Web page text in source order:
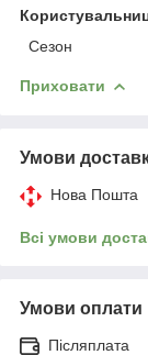
Сезон
Приховати
Умови
Нова Пошта
Всі умови
Умови оплати
Післяплата